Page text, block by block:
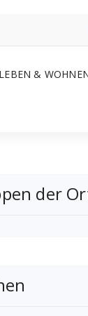
LEBEN &
der